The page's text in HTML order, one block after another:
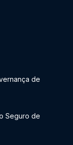
de
Seguro de